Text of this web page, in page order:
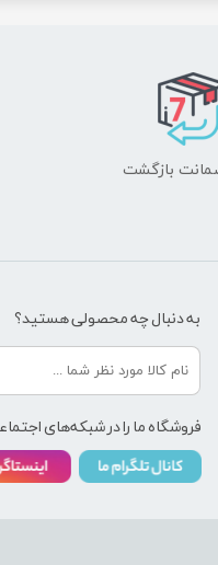
به دنبال چه محصولی هستید؟
فروشگاه ما را در شبکه‌های